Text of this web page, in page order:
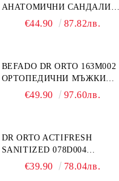
АНАТОМИЧНИ САНДАЛИ
ОТ ЕСТЕСТВЕНА КОЖА,
€44.90 87.82лв.
BEFADO DR ORTO 163M002
ОРТОПЕДИЧНИ МЪЖКИ
ОБУВКИ ЗА ГИПСИРАН ИЛИ
€49.90 97.60лв.
DR ORTO ACTIFRESH
SANITIZED 078D004
ОРТОПЕДИЧНИ ДАМСКИ
€39.90 78.04лв.